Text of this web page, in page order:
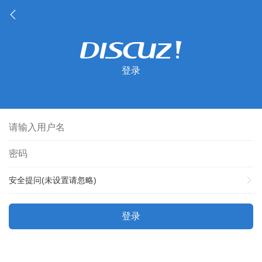
登录
安全提问(未设置请忽略)
登录